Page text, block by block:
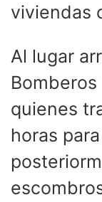
viviendas
Al lugar
quienes
horas